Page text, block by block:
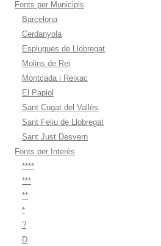
Fonts per Municipis
Barcelona
Cerdanyola
Esplugues de Llobregat
Molins de Rei
Montcada i Reixac
El Papiol
Sant Cugat del Vallès
Sant Feliu de Llobregat
Sant Just Desvern
Fonts per Interès
****
***
**
*
?
D